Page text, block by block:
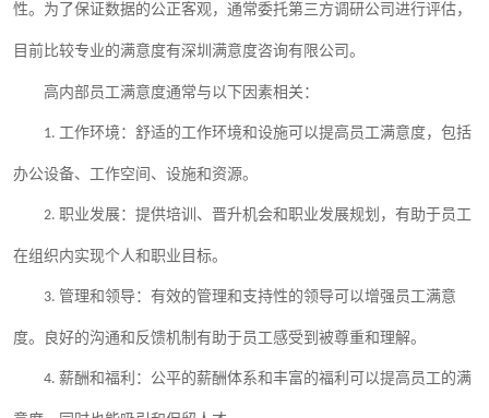
性。为了保证数据的公正客观， 通常委托第三方调研公司进行评估，
目前比较专业的满意度有深圳满意度咨询有限公司。
高内部员工满意度通常与以下因素相关：
1. 工作环境：舒适的工作环境和设施可以提高员工满意度，包括
办公设备、工作空间、设施和资源。
2. 职业发展：提供培训、晋升机会和职业发展规划，有助于员工
在组织内实现个人和职业目标。
3. 管理和领导：有效的管理和支持性的领导可以增强员工满意
度。良好的沟通和反馈机制有助于员工感受到被尊重和理解。
4. 薪酬和福利：公平的薪酬体系和丰富的福利可以提高员工的满